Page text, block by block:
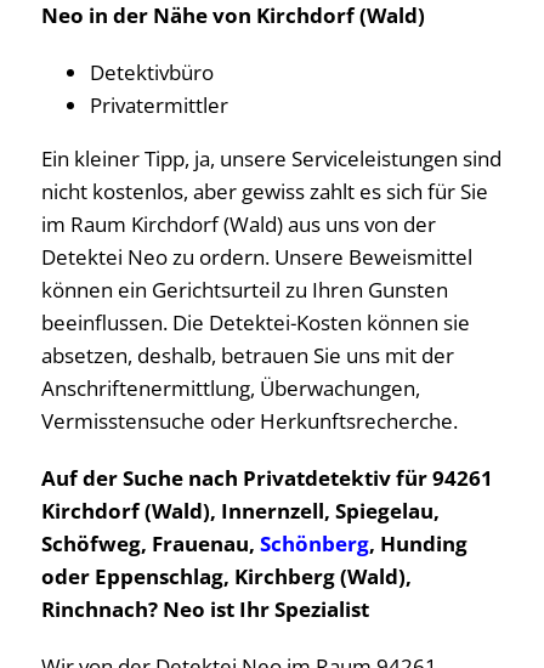
Neo in der Nähe von Kirchdorf (Wald)
Detektivbüro
Privatermittler
Ein kleiner Tipp, ja, unsere Serviceleistungen sind
nicht kostenlos, aber gewiss zahlt es sich für Sie
im Raum Kirchdorf (Wald) aus uns von der
Detektei Neo zu ordern. Unsere Beweismittel
können ein Gerichtsurteil zu Ihren Gunsten
beeinflussen. Die Detektei-Kosten können sie
absetzen, deshalb, betrauen Sie uns mit der
Anschriftenermittlung, Überwachungen,
Vermisstensuche oder Herkunftsrecherche.
Auf der Suche nach Privatdetektiv für 94261
Kirchdorf (Wald), Innernzell, Spiegelau,
Schöfweg, Frauenau, Schönberg, Hunding
oder Eppenschlag, Kirchberg (Wald),
Rinchnach? Neo ist Ihr Spezialist